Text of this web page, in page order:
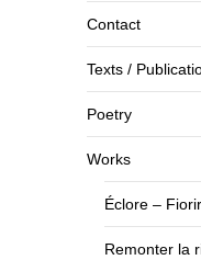
Contact
Texts /
Poetry
Works
Éclore –
Remonter la